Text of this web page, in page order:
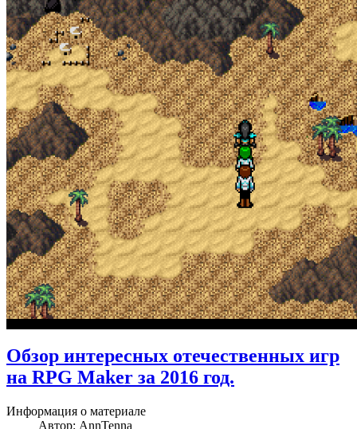
Обзор интересных отечественных игр
на RPG Maker за 2016 год.
Информация о материале
Автор: AnnTenna